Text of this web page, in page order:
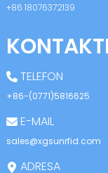
+86 18076372139
TELEFON
+86-(0771)5816625
E-MAIL
sales@xgsunrfid.com
ADRESA